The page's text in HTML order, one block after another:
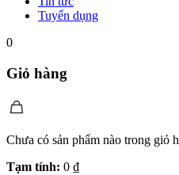
Tuyển dụng
0
Giỏ hàng
Chưa có sản phẩm nào trong giỏ
Tạm tính: 0 ₫